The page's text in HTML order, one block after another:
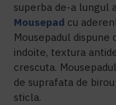
superba de-a
Mousepad cu
Mousepadul
indoite, textura
crescuta.
de suprafata de
sticla.